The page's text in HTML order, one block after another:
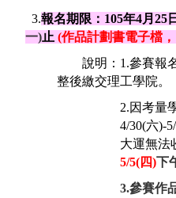
3.報名期限：105年4月 25 日
一)止 (作品計劃書電子檔
說明：1.參賽報名
整後繳交理工學院。
2.因考量
4/30(六)-
大運無法
5/5(四)下
3.參賽作